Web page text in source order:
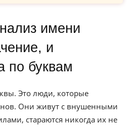
и
по буквам
Это люди, которые
Они живут с внушенными
стараются никогда их не